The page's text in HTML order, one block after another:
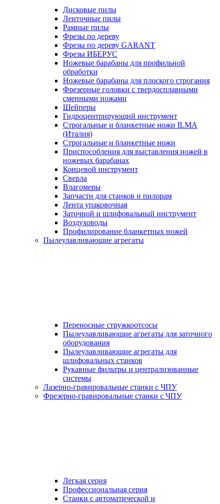
Дисковые пилы
Ленточные пилы
Рамные пилы
Фрезы по дереву
Фрезы по дереву GARANT
Фрезы ИБЕРУС
Ножевые барабаны для профильной
обработки
Ножевые барабаны для плоского строгания
Фрезерные головки с твердосплавными
сменными ножами
Шейперы
Гидроцентрирующий инструмент
Строгальные и бланкетные ножи ILMA
(Италия)
Cтрогальные и бланкетные ножи
Приспособления для выставления ножей в
ножевых барабанах
Концевой инструмент
Сверла
Влагомеры
Запчасти для станков и пилорам
Лента упаковочная
Заточной и шлифовальный инструмент
Воздуховоды
Профилирование бланкетных ножей
Пылеулавливающие агрегаты
Переносные стружкоотсосы
Пылеулавливающие агрегаты для заточного
оборудования
Пылеулавливающие агрегаты для
шлифовальных станков
Рукавные фильтры и централизованные
системы
Лазерно-гравировальные станки с ЧПУ
Фрезерно-гравировальные станки с ЧПУ
Легкая серия
Профессиональная серия
Станки с автоматической и